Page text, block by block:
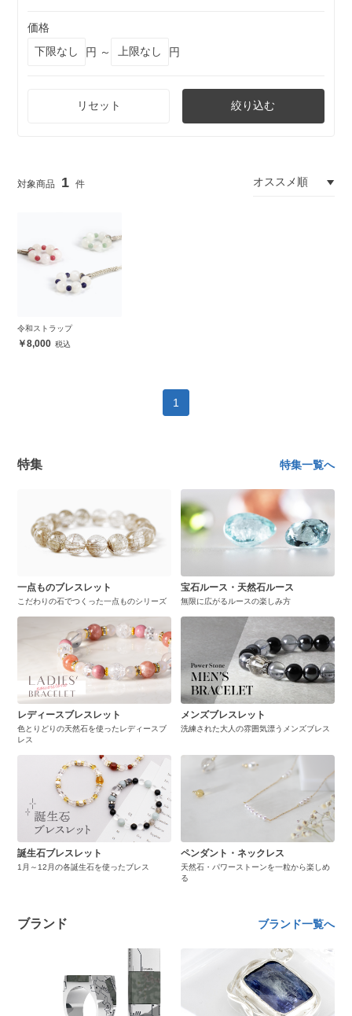
価格
円 ～
円
リセット 絞り込む
1
令和ストラップ
8,000
1
特集 特集一覧へ
一点ものブレスレット
こだわりの石でつくった一点ものシリーズ
宝石ルース・天然石ルース
無限に広がるルースの楽しみ方
レディースブレスレット
色とりどりの天然石を使ったレディースブ
レス
メンズブレスレット
洗練された大人の雰囲気漂うメンズブレス
誕生石ブレスレット
1月～12月の各誕生石を使ったブレス
ペンダント・ネックレス
天然石・パワーストーンを一粒から楽しめ
る
ブランド ブランド一覧へ